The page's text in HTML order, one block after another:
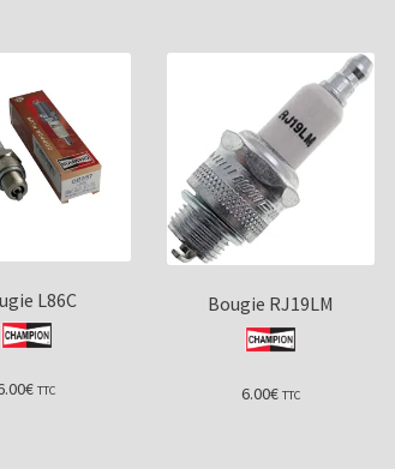
L86C
€ TTC
Bougie RJ19LM
6.00€ TTC